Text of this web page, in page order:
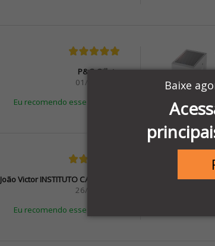
Baixe
P&G Gillete
01/07/2025
Eu recomendo esse produto.
João Victor INSTITUTO CAL-COMP
26/06/2024
Eu recomendo esse produto.